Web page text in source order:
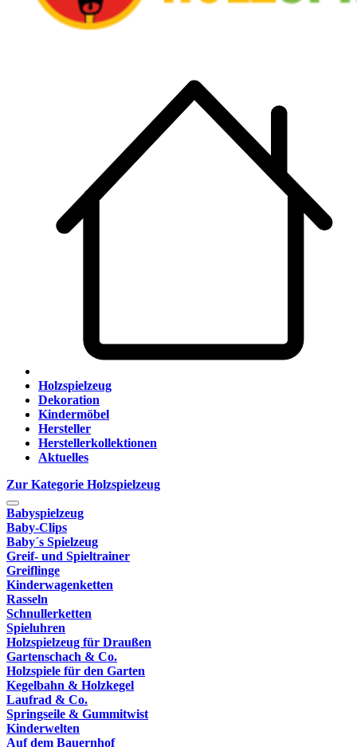
Holzspielzeug
Dekoration
Kindermöbel
Hersteller
Herstellerkollektionen
Aktuelles
Zur Kategorie Holzspielzeug
Babyspielzeug
Baby-Clips
Baby´s Spielzeug
Greif- und Spieltrainer
Greiflinge
Kinderwagenketten
Rasseln
Schnullerketten
Spieluhren
Holzspielzeug für Draußen
Gartenschach & Co.
Holzspiele für den Garten
Kegelbahn & Holzkegel
Laufrad & Co.
Springseile & Gummitwist
Kinderwelten
Auf dem Bauernhof